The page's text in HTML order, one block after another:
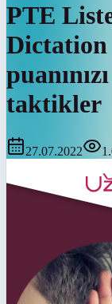
PTE
taktikler
27.07.2022